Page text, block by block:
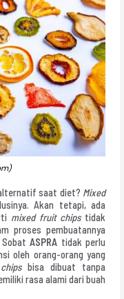
saat diet? Mixed
Akan tetapi, ada
mixed fruit chipstidak
proses pembuatannya
SobatASPRA tidak perlu
oleh orang-orang yang
bisa dibuat tanpa
rasa alami dari buah